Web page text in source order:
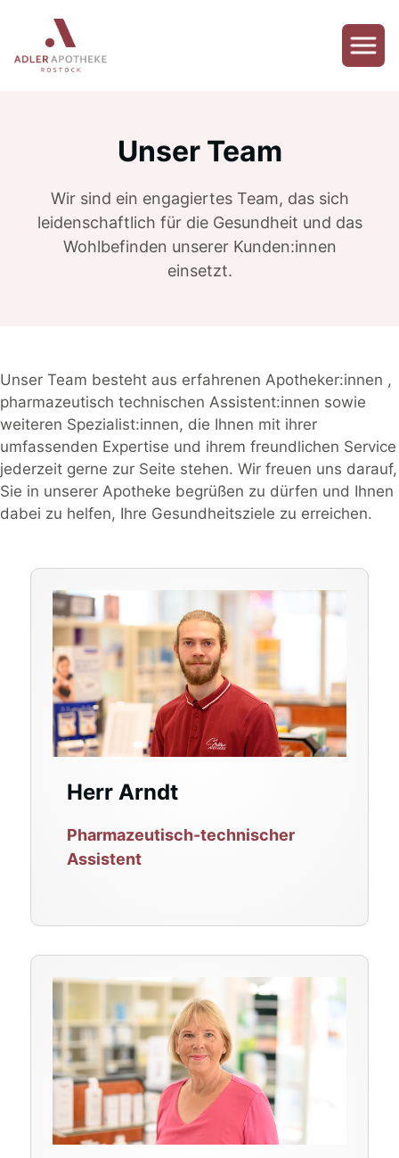
springen
Unser Team
Wir sind ein engagiertes Team, das sich
leidenschaftlich für die Gesundheit und das
Wohlbefinden unserer Kunden:innen
einsetzt.
Unser Team besteht aus erfahrenen Apotheker:innen ,
pharmazeutisch technischen Assistent:innen sowie
weiteren Spezialist:innen, die Ihnen mit ihrer
umfassenden Expertise und ihrem freundlichen Service
jederzeit gerne zur Seite stehen. Wir freuen uns darauf,
Sie in unserer Apotheke begrüßen zu dürfen und Ihnen
dabei zu helfen, Ihre Gesundheitsziele zu erreichen.
Herr Arndt
Pharmazeutisch-technischer
Assistent